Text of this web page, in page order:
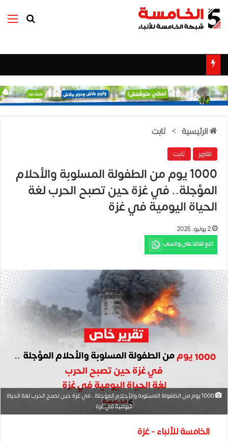
بحث عن
الرئيسية > ثابت
تقارير ثابت
1000 يوم من الطفولة المسلوبة والأحلام
المؤجلة.. في غزة حين تصبح الحرب لغة
الحياة اليومية في غزة
2 يوليو، 2026
تابع قناتنا على واتساب
1000 يوم من الطفولة المسلوبة والأحلام المؤجلة.. في غزة حين تصبح الحرب لغة الحياة
اليومية في غزة
الخامسة للأنباء - غزة